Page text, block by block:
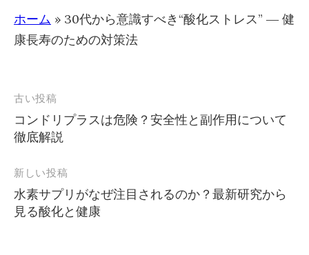
ホーム » 30代から意識すべき“酸化ストレス” ― 健
康長寿のための対策法
投
稿
ナ
ゲ
ー
シ
古い投稿
コンドリプラスは危険？安全性と副作用について
徹底解説
新しい投稿
水素サプリがなぜ注目されるのか？最新研究から
見る酸化と健康